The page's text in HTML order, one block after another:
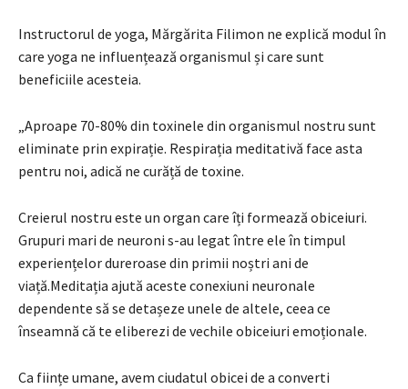
Instructorul de yoga, Mărgărita Filimon ne explică modul în
care yoga ne influențează organismul și care sunt
beneficiile acesteia.
„Aproape 70-80% din toxinele din organismul nostru sunt
eliminate prin expirație. Respirația meditativă face asta
pentru noi, adică ne curăță de toxine.
Creierul nostru este un organ care îți formează obiceiuri.
Grupuri mari de neuroni s-au legat între ele în timpul
experiențelor dureroase din primii noștri ani de
viață.Meditația ajută aceste conexiuni neuronale
dependente să se detașeze unele de altele, ceea ce
înseamnă că te eliberezi de vechile obiceiuri emoționale.
Ca ființe umane, avem ciudatul obicei de a converti